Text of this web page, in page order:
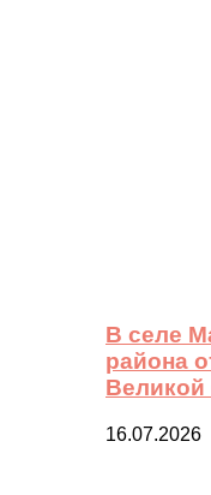
В селе
района
Великой
16.07.2026